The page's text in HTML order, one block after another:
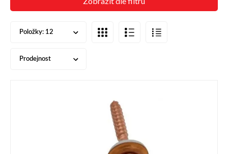
Položky: 12
Prodejnost